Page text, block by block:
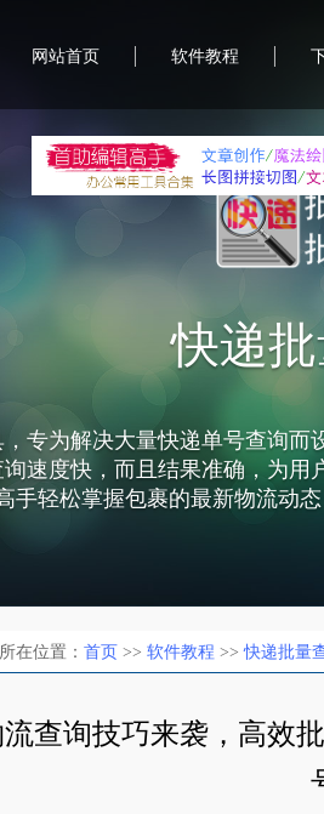
首
计的集合软件，致力于提升
编辑、图片处理、PDF编辑、
网站首页 | 软件教程 |
在位置： 首页 >> 软件教程 >>快递批量
查询技巧来袭，高效